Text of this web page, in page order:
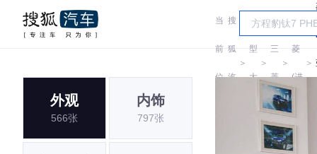
当
前
位
搜
狐
汽
＞
车
型
大
＞
三
菱
＞
三
菱
(进
＞
外观
566张
内饰
797张